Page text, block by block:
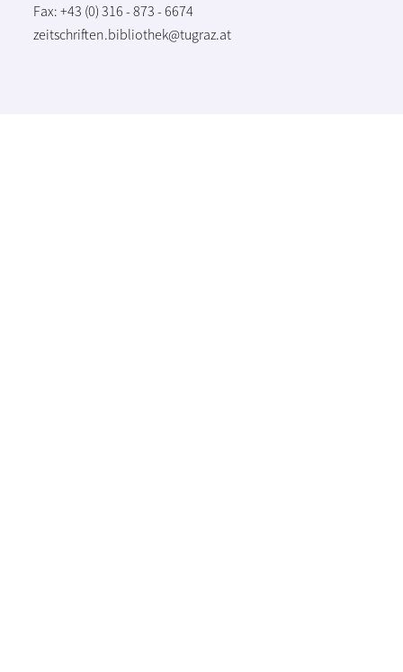
Fax: +43 (0) 316 - 873 - 6674
zeitschriften.bibliothek@tugraz.at